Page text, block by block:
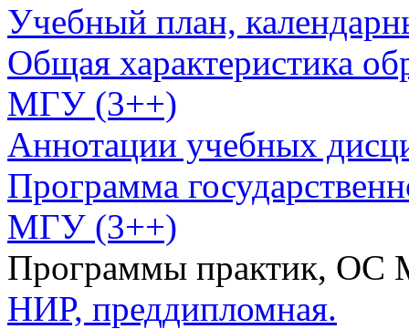
Учебный план,
Общая характеристика
МГУ (3++)
Аннотации учебных
Программа
МГУ (3++)
Программы практик,
НИР, преддипломная.